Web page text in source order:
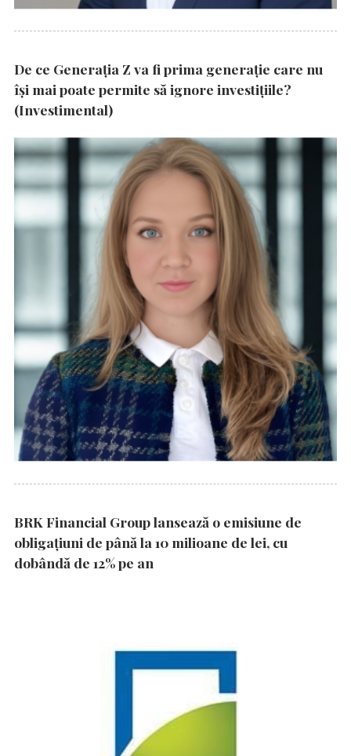
De ce Generația Z va fi prima generație care nu
își mai poate permite să ignore investițiile?
(Investimental)
BRK Financial Group lansează o emisiune de
obligațiuni de până la 10 milioane de lei, cu
dobândă de 12% pe an